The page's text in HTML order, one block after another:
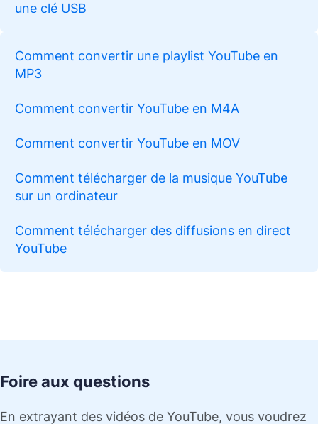
une clé USB
Comment convertir une playlist YouTube en
MP3
Comment convertir YouTube en M4A
Comment convertir YouTube en MOV
Comment télécharger de la musique YouTube
sur un ordinateur
Comment télécharger des diffusions en direct
YouTube
Foire aux questions
En extrayant des vidéos de YouTube, vous voudrez